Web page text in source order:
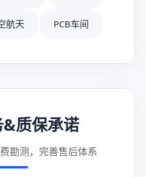
航天 PCB车间
质保承诺
勘测，完善售后体系